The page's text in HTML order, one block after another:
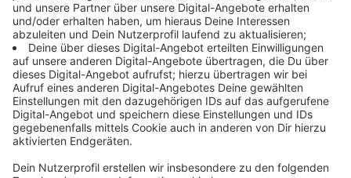
Kinder noch zur Schule schicken, wenn sie das
möchten. Die Schulen stellen an diesen beiden Tagen
während der üblichen Unterrichtszeit eine Betreuung
sicher. Während der Folgezeit soll es ebenfalls eine
Notbetreuung geben, die soll aber wirklich nur für
absolute Notfälle sein, wenn Eltern z.B. in
Krankenhäusern arbeiten und dort nicht fehlen können.
Die Abiturprüfungen sollen – Stand jetzt – allerdings